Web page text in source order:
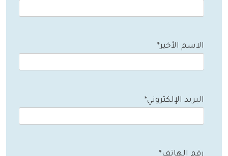
الاسم الأخير*
البريد الإلكتروني*
رقم الهاتف*